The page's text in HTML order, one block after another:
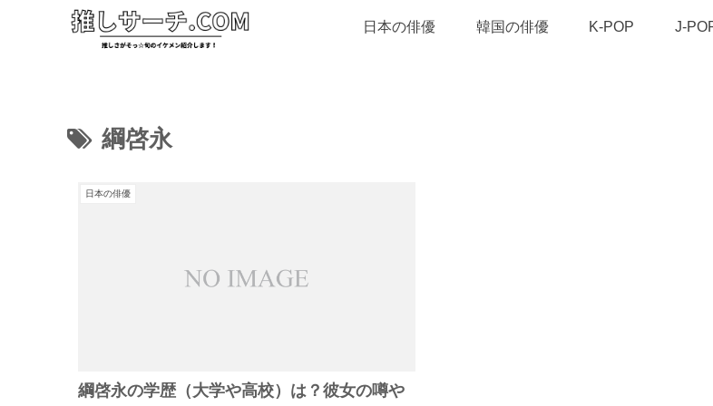
日本の俳優 韓国の俳優 K-POP J-
綱啓永
日本の俳優
綱啓永の学歴（大学や高校）は？彼女の噂や